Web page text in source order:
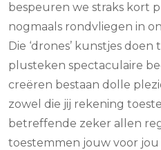
bespeuren we straks kort
nogmaals rondvliegen in
Die ‘drones’ kunstjes
plusteken spectaculaire
creëren bestaan dolle
zowel die jij rekening
betreffende zeker allen
toestemmen jouw voor